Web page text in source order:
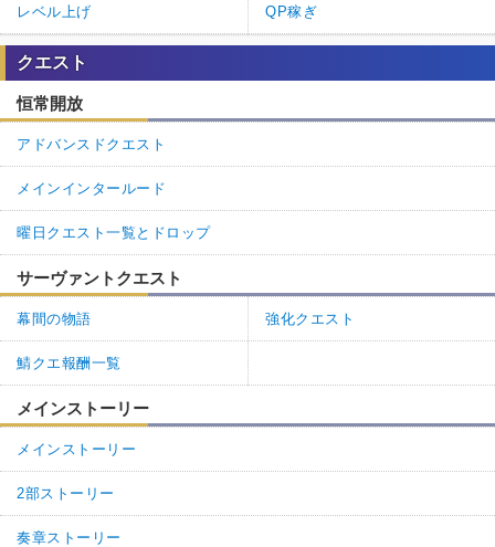
レベル上げ QP稼ぎ
クエスト
恒常開放
アドバンスドクエスト
メインインタールード
曜日クエスト一覧とドロップ
サーヴァントクエスト
幕間の物語 強化クエスト
鯖クエ報酬一覧
メインストーリー
メインストーリー
2部ストーリー
奏章ストーリー